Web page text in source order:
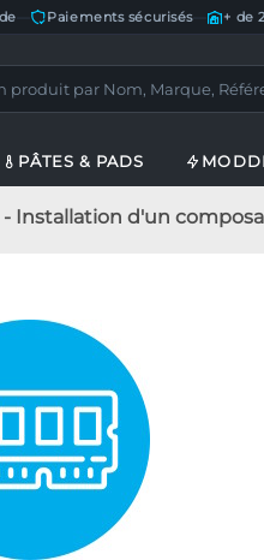
Paiements sécurisés— + de
PÂTES & PADS
- Installation d'un